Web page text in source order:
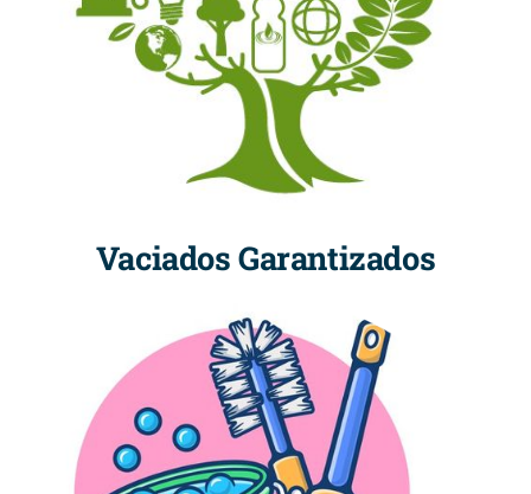
Vaciados Garantizados